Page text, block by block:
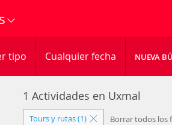
tipo Cualquier fecha NUEVA
1 Actividades en Uxmal
Tours y rutas (1) Borrar todos los